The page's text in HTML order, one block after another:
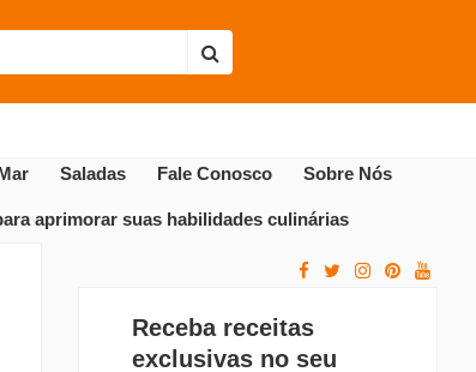
Saladas Fale Conosco Sobre Nós
aprimorar suas habilidades culinárias
Receba receitas
exclusivas no seu